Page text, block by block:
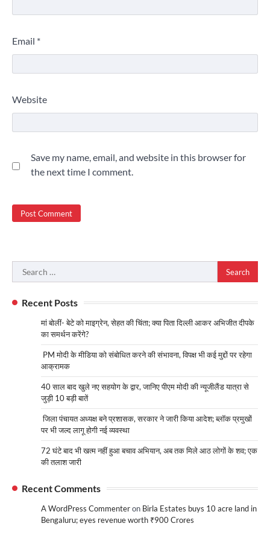
Email *
Website
Save my name, email, and website in this browser for
the next time I comment.
Search
for:
Recent Posts
मां बोलीं- बेटे को माइग्रेन, सेहत की चिंता; क्या पिता दिल्ली आकर अभिजीत दीपके
का समर्थन करेंगे?
PM मोदी के मीडिया को संबोधित करने की संभावना, विपक्ष भी कई मुद्दों पर रहेगा
आक्रामक
40 साल बाद खुले नए सहयोग के द्वार, जानिए पीएम मोदी की न्यूजीलैंड यात्रा से
जुड़ी 10 बड़ी बातें
जिला पंचायत अध्यक्ष बने प्रशासक, सरकार ने जारी किया आदेश; ब्लॉक प्रमुखों
पर भी जल्द लागू होगी नई व्यवस्था
72 घंटे बाद भी खत्म नहीं हुआ बचाव अभियान, अब तक मिले आठ लोगों के शव; एक
की तलाश जारी
Recent Comments
A WordPress Commenteron Birla Estates buys 10 acre land in
Bengaluru; eyes revenue worth ₹900 Crores